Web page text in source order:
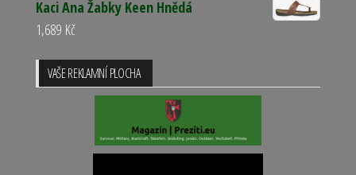
Kaci Ana Žabky Keen Hnědá
1,689 Kč
VAŠE REKLAMNÍ PLOCHA